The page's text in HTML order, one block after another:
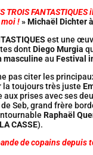
TROIS
! »Michaël Dichter
est une
dontDiego Murgia
masculineau Festival
pas citer les
la toujours très juste
prises avec ses
Seb, grand frère
Raphaël
CASSE).
de copains depuis